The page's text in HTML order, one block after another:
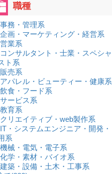
職種
事務・管理系
企画・マーケティング・経営系
営業系
コンサルタント・士業・スペシャ
ト系
販売系
アパレル・ビューティー・健康系
飲食・フード系
サービス系
教育系
クリエイティブ・web製作系
IT・システムエンジニア・開発・
系
機械・電気・電子系
化学・素材・バイオ系
建築・設備・土木・工事系